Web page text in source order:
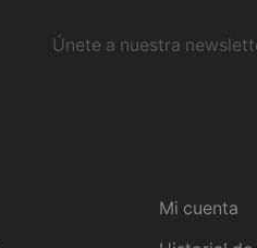
Únete a nuestra
Mi cuenta